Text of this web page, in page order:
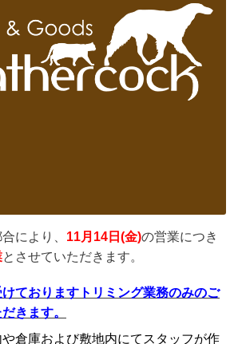
により、 11月14日(金)の営業につき
とさせていただきます。
ておりますトリミング業務のみのご
きます。
倉庫および敷地内にてスタッフが作